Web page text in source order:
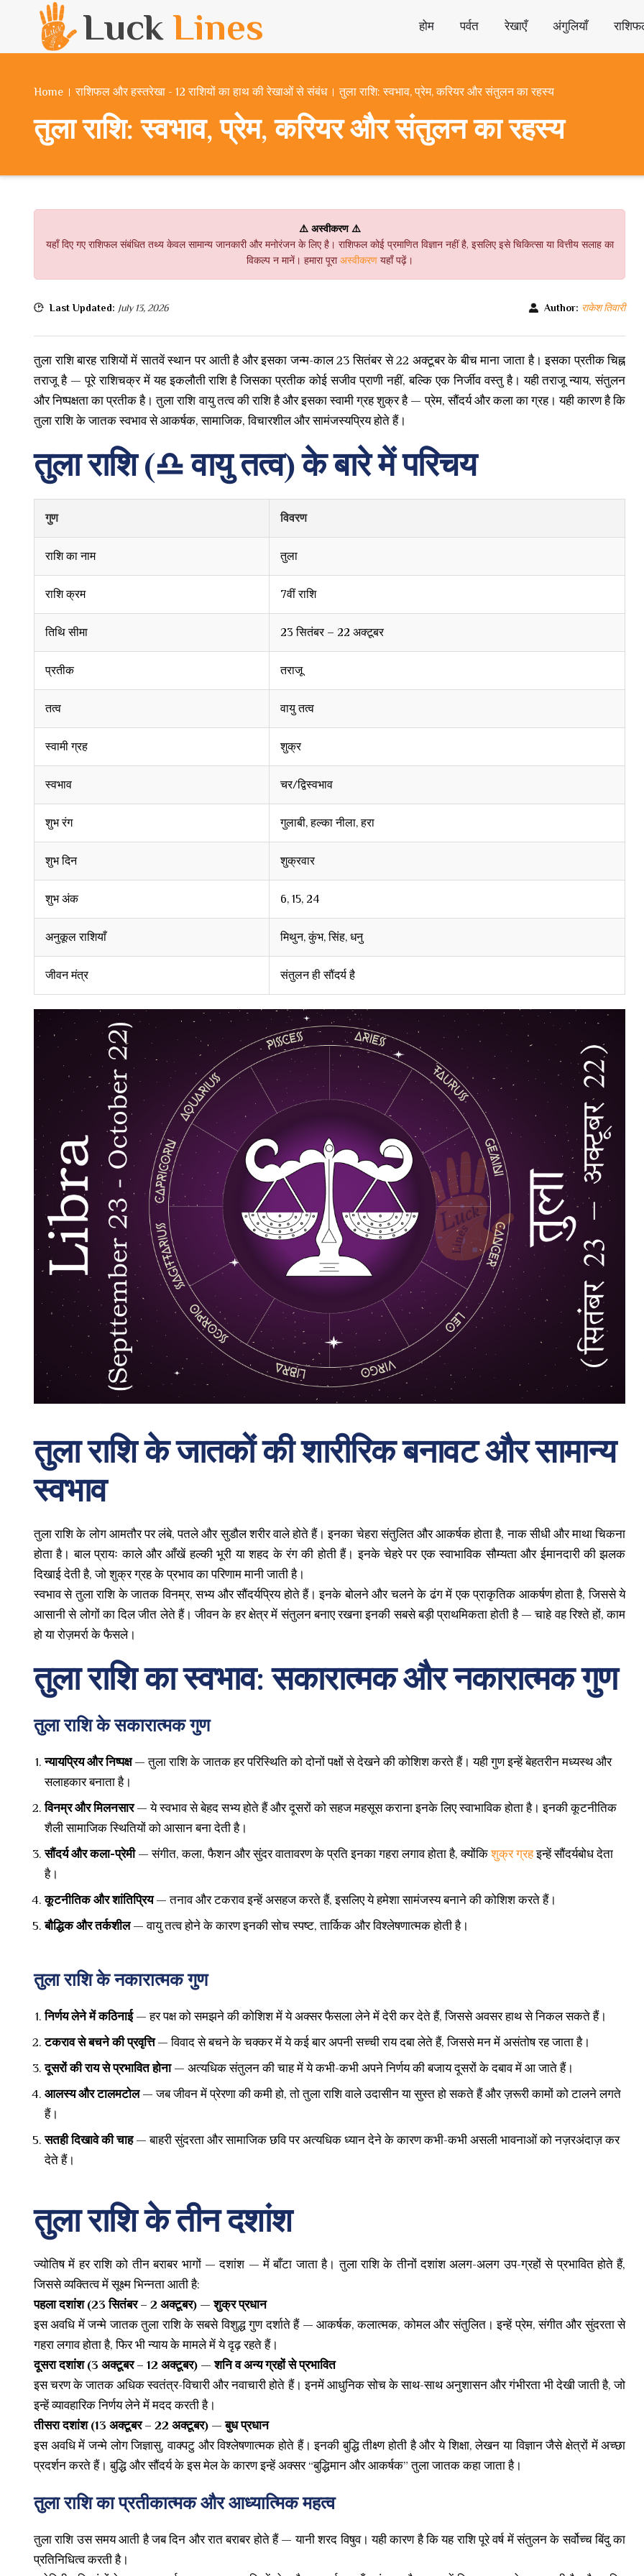
Luck Lines होम पर्वत रेखाएँ अंगुलियाँ
Home राशिफल और हस्तरेखा - 12 राशियों का हाथ की रेखाओं से संबंध तुला राशि: स्वभाव, प्रेम, करियर और संतुलन का रहस्य
तुला राशि: स्वभाव, प्रेम, करियर और संतुलन का रहस्य
⚠️ अस्वीकरण ⚠️
यहाँ दिए गए राशिफल संबंधित तथ्य केवल सामान्य जानकारी और मनोरंजन के लिए है। राशिफल कोई प्रमाणित विज्ञान नहीं है, इसलिए इसे चिकित्सा या वित्तीय सलाह का
विकल्प न मानें। हमारा पूराअस्वीकरणयहाँ पढ़ें।
Last Updated: July 13, 2026 Author: राकेश तिवारी
तुला राशि बारह राशियों में सातवें स्थान पर आती है और इसका जन्म-काल 23 सितंबर से 22 अक्टूबर के बीच माना जाता है। इसका प्रतीक चिह्न
तराजू है — पूरे राशिचक्र में यह इकलौती राशि है जिसका प्रतीक कोई सजीव प्राणी नहीं, बल्कि एक निर्जीव वस्तु है। यही तराजू न्याय, संतुलन
और निष्पक्षता का प्रतीक है। तुला राशि वायु तत्व की राशि है और इसका स्वामी ग्रह शुक्र है — प्रेम, सौंदर्य और कला का ग्रह। यही कारण है कि
तुला राशि के जातक स्वभाव से आकर्षक, सामाजिक, विचारशील और सामंजस्यप्रिय होते हैं।
तुला राशि (♎︎ वायु तत्व) के बारे में परिचय
गुण विवरण
राशि का नाम तुला
राशि क्रम 7वीं राशि
तिथि सीमा 23 सितंबर – 22 अक्टूबर
प्रतीक तराजू
तत्व वायु तत्व
स्वामी ग्रह शुक्र
स्वभाव चर/द्विस्वभाव
शुभ रंग गुलाबी, हल्का नीला, हरा
शुभ दिन शुक्रवार
शुभ अंक 6, 15, 24
अनुकूल राशियाँ मिथुन, कुंभ, सिंह, धनु
जीवन मंत्र संतुलन ही सौंदर्य है
तुला राशि के जातकों की शारीरिक बनावट और सामान्य
स्वभाव
तुला राशि के लोग आमतौर पर लंबे, पतले और सुडौल शरीर वाले होते हैं। इनका चेहरा संतुलित और आकर्षक होता है, नाक सीधी और माथा चिकना
होता है। बाल प्रायः काले और आँखें हल्की भूरी या शहद के रंग की होती हैं। इनके चेहरे पर एक स्वाभाविक सौम्यता और ईमानदारी की झलक
दिखाई देती है, जो शुक्र ग्रह के प्रभाव का परिणाम मानी जाती है।
स्वभाव से तुला राशि के जातक विनम्र, सभ्य और सौंदर्यप्रिय होते हैं। इनके बोलने और चलने के ढंग में एक प्राकृतिक आकर्षण होता है, जिससे ये
आसानी से लोगों का दिल जीत लेते हैं। जीवन के हर क्षेत्र में संतुलन बनाए रखना इनकी सबसे बड़ी प्राथमिकता होती है — चाहे वह रिश्ते हों, काम
हो या रोज़मर्रा के फैसले।
तुला राशि का स्वभाव: सकारात्मक और नकारात्मक गुण
तुला राशि के सकारात्मक गुण
न्यायप्रिय और निष्पक्ष— तुला राशि के जातक हर परिस्थिति को दोनों पक्षों से देखने की कोशिश करते हैं। यही गुण इन्हें बेहतरीन मध्यस्थ और
सलाहकार बनाता है।
विनम्र और मिलनसार— ये स्वभाव से बेहद सभ्य होते हैं और दूसरों को सहज महसूस कराना इनके लिए स्वाभाविक होता है। इनकी कूटनीतिक
शैली सामाजिक स्थितियों को आसान बना देती है।
सौंदर्य और कला-प्रेमी— संगीत, कला, फैशन और सुंदर वातावरण के प्रति इनका गहरा लगाव होता है, क्योंकिशुक्र ग्रहइन्हें सौंदर्यबोध देता
है।
कूटनीतिक और शांतिप्रिय— तनाव और टकराव इन्हें असहज करते हैं, इसलिए ये हमेशा सामंजस्य बनाने की कोशिश करते हैं।
बौद्धिक और तर्कशील— वायु तत्व होने के कारण इनकी सोच स्पष्ट, तार्किक और विश्लेषणात्मक होती है।
तुला राशि के नकारात्मक गुण
निर्णय लेने में कठिनाई— हर पक्ष को समझने की कोशिश में ये अक्सर फैसला लेने में देरी कर देते हैं, जिससे अवसर हाथ से निकल सकते हैं।
टकराव से बचने की प्रवृत्ति— विवाद से बचने के चक्कर में ये कई बार अपनी सच्ची राय दबा लेते हैं, जिससे मन में असंतोष रह जाता है।
दूसरों की राय से प्रभावित होना— अत्यधिक संतुलन की चाह में ये कभी-कभी अपने निर्णय की बजाय दूसरों के दबाव में आ जाते हैं।
आलस्य और टालमटोल— जब जीवन में प्रेरणा की कमी हो, तो तुला राशि वाले उदासीन या सुस्त हो सकते हैं और ज़रूरी कामों को टालने लगते
हैं।
सतही दिखावे की चाह— बाहरी सुंदरता और सामाजिक छवि पर अत्यधिक ध्यान देने के कारण कभी-कभी असली भावनाओं को नज़रअंदाज़ कर
देते हैं।
तुला राशि के तीन दशांश
ज्योतिष में हर राशि को तीन बराबर भागों — दशांश — में बाँटा जाता है। तुला राशि के तीनों दशांश अलग-अलग उप-ग्रहों से प्रभावित होते हैं,
जिससे व्यक्तित्व में सूक्ष्म भिन्नता आती है:
पहला दशांश (23 सितंबर – 2 अक्टूबर) — शुक्र प्रधान
इस अवधि में जन्मे जातक तुला राशि के सबसे विशुद्ध गुण दर्शाते हैं — आकर्षक, कलात्मक, कोमल और संतुलित। इन्हें प्रेम, संगीत और सुंदरता से
गहरा लगाव होता है, फिर भी न्याय के मामले में ये दृढ़ रहते हैं।
दूसरा दशांश (3 अक्टूबर – 12 अक्टूबर) — शनि व अन्य ग्रहों से प्रभावित
इस चरण के जातक अधिक स्वतंत्र-विचारी और नवाचारी होते हैं। इनमें आधुनिक सोच के साथ-साथ अनुशासन और गंभीरता भी देखी जाती है, जो
इन्हें व्यावहारिक निर्णय लेने में मदद करती है।
तीसरा दशांश (13 अक्टूबर – 22 अक्टूबर) — बुध प्रधान
इस अवधि में जन्मे लोग जिज्ञासु, वाक्पटु और विश्लेषणात्मक होते हैं। इनकी बुद्धि तीक्ष्ण होती है और ये शिक्षा, लेखन या विज्ञान जैसे क्षेत्रों में अच्छा
प्रदर्शन करते हैं। बुद्धि और सौंदर्य के इस मेल के कारण इन्हें अक्सर “बुद्धिमान और आकर्षक” तुला जातक कहा जाता है।
तुला राशि का प्रतीकात्मक और आध्यात्मिक महत्व
तुला राशि उस समय आती है जब दिन और रात बराबर होते हैं — यानी शरद विषुव। यही कारण है कि यह राशि पूरे वर्ष में संतुलन के सर्वोच्च बिंदु का
प्रतिनिधित्व करती है।